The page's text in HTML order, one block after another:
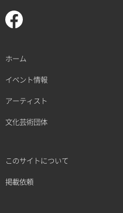
ホーム
イベント情報
アーティスト
文化芸術団体
このサイトについて
掲載依頼